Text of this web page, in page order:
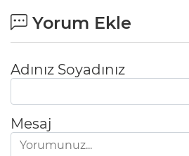
Yorum Ekle
Adınız Soyadınız
Mesaj